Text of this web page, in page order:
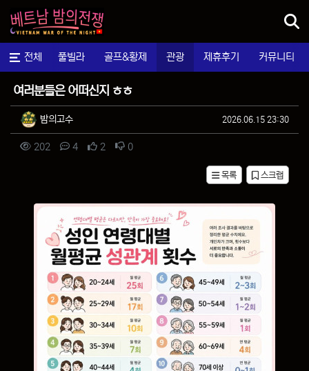
전체 메뉴
마사지 풀빌라 골프&황제 관광 제휴후기 커뮤니티
자유게시판
여러분들은 어떠신지 ㅎㅎ
작성자 정보
밤의고수작성 작성일
2026.06.15 23:30
컨텐츠 정보
202 조회 4댓글 2 추천 0비추천
목록 스크랩
본문